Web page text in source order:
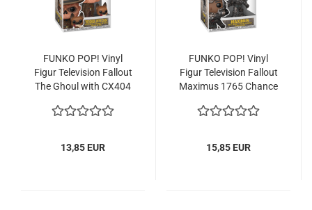
FUNKO POP! Vinyl
Figur Te­le­vi­si­on Fall­out
The Ghoul with CX404
13,85 EUR
FUNKO POP! Vinyl
Figur Te­le­vi­si­on Fall­out
Ma­xi­mus 1765 Chan­ce
15,85 EUR